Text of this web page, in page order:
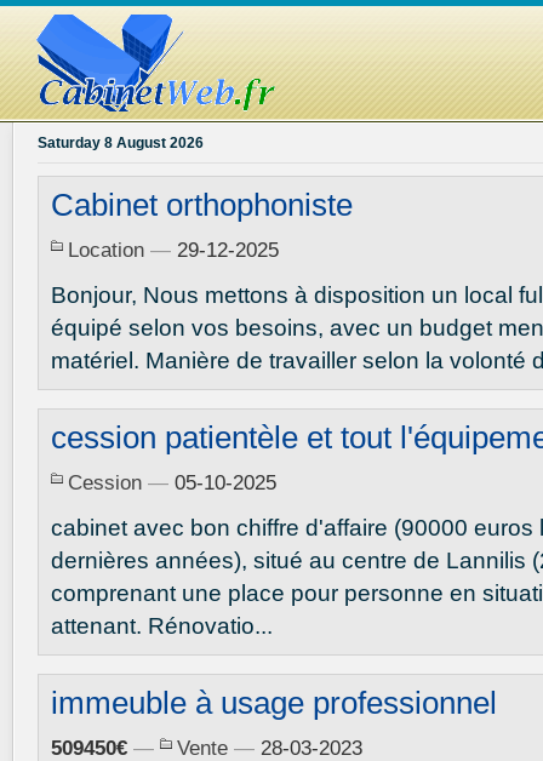
Saturday 8 August 2026
Cabinet orthophoniste
Location — 29-12-2025
Bonjour, Nous mettons à disposition un local
équipé selon vos besoins, avec un budget
matériel. Manière de travailler selon la volonté
cession patientèle et tout
Cession — 05-10-2025
cabinet avec bon chiffre d'affaire (90000 euros
dernières années), situé au centre de Lannilis
comprenant une place pour personne en
attenant. Rénovatio...
immeuble à usage professionnel
509450€ — Vente — 28-03-2023